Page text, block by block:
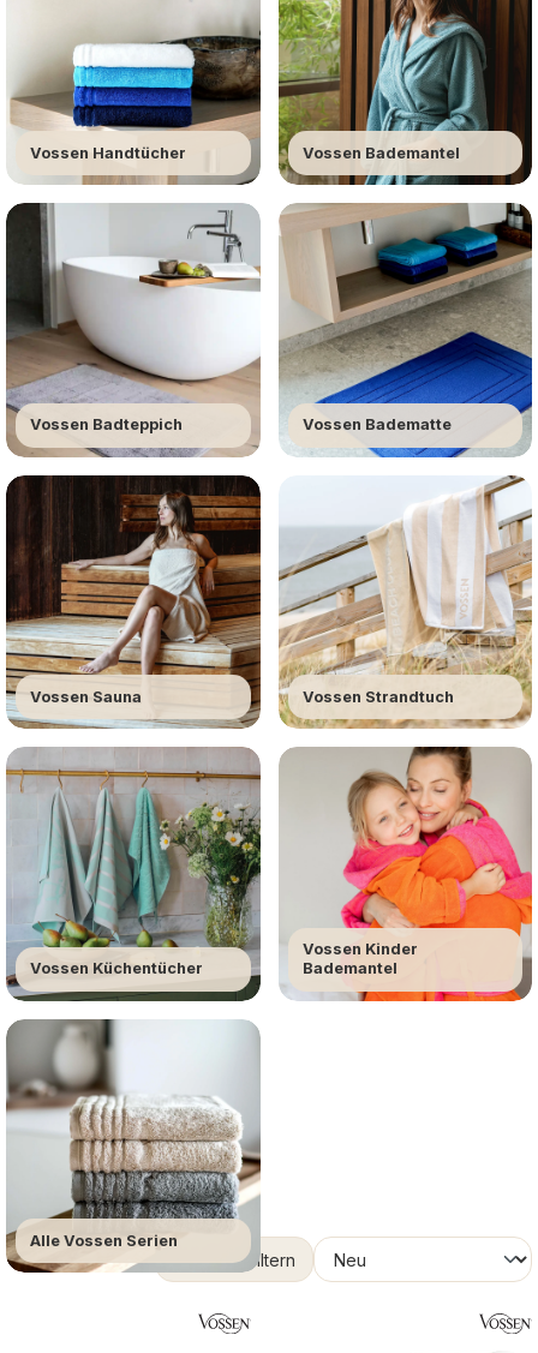
Wellness
Vossen Handtücher Vossen Bademantel
Vossen Badteppich Vossen Badematte
Vossen Sauna Vossen Strandtuch
Vossen Küchentücher
Vossen Kinder
Bademantel
Alle Vossen Serien
Produkte filtern